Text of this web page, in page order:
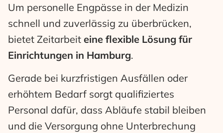
Um personelle Engpässe in der Medizin
schnell und zuverlässig zu überbrücken,
bietet Zeitarbeit eine flexible Lösung für
Einrichtungen in Hamburg.
Gerade bei kurzfristigen Ausfällen oder
erhöhtem Bedarf sorgt qualifiziertes
Personal dafür, dass Abläufe stabil bleiben
und die Versorgung ohne Unterbrechung